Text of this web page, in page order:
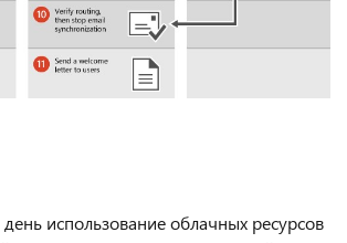
использование облачных ресурсов